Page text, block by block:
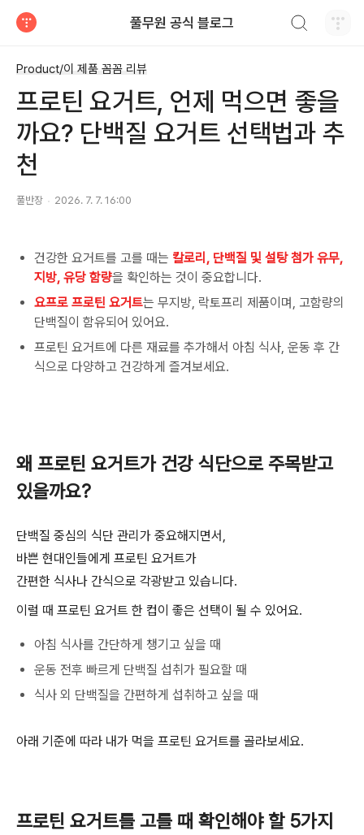
풀무원 공식 블로그
Product/이 제품 꼼꼼 리뷰
프로틴 요거트, 언제 먹으면 좋을
까요? 단백질 요거트 선택법과 추
천
풀반장 2026. 7. 7. 16:00
건강한 요거트를 고를 때는 칼로리, 단백질 및 설탕 첨가 유무,
지방, 유당 함량을 확인하는 것이 중요합니다.
요프로 프로틴 요거트는 무지방, 락토프리 제품이며, 고함량의
단백질이 함유되어 있어요.
프로틴 요거트에 다른 재료를 추가해서 아침 식사, 운동 후 간
식으로 다양하고 건강하게 즐겨보세요.
왜 프로틴 요거트가 건강 식단으로 주목받고
있을까요?
단백질 중심의 식단 관리가 중요해지면서,
바쁜 현대인들에게 프로틴 요거트가
간편한 식사나 간식으로 각광받고 있습니다.
이럴 때 프로틴 요거트 한 컵이 좋은 선택이 될 수 있어요.
아침 식사를 간단하게 챙기고 싶을 때
운동 전후 빠르게 단백질 섭취가 필요할 때
식사 외 단백질을 간편하게 섭취하고 싶을 때
아래 기준에 따라 내가 먹을 프로틴 요거트를 골라보세요.
프로틴 요거트를 고를 때 확인해야 할 5가지